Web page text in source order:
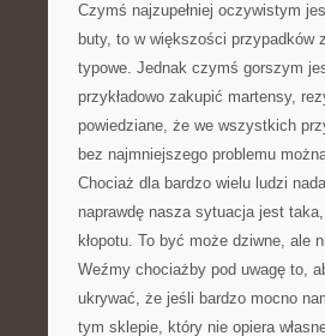
Czymś najzupełniej oczywistym
buty, to w większości przypadków
typowe. Jednak czymś gorszym
przykładowo zakupić martensy,
powiedziane, że we wszystkich
bez najmniejszego problemu
Chociaż dla bardzo wielu ludzi
naprawdę nasza sytuacja jest
kłopotu. To być może dziwne, ale
Weźmy chociażby pod uwagę to,
ukrywać, że jeśli bardzo mocno
tym sklepie, który nie opiera